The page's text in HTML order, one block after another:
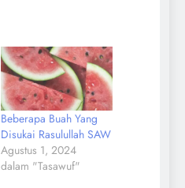
Beberapa Buah Yang
Disukai Rasulullah SAW
Agustus 1, 2024
dalam "Tasawuf"